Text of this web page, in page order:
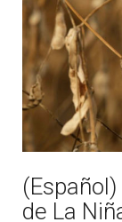
de La